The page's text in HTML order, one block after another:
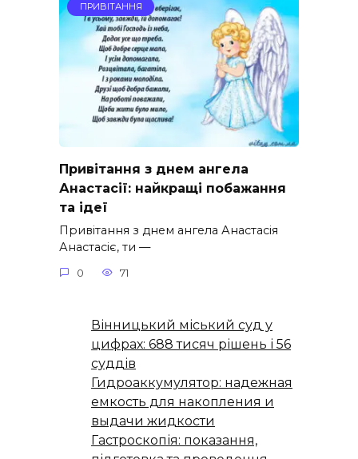
ПРИВІТАННЯ
Привітання з днем ангела
Анастасії: найкращі побажання
та ідеї
Привітання з днем ангела Анастасія
Анастасіє, ти —
0 71
Вінницький міський суд у
цифрах: 688 тисяч рішень і 56
суддів
Гидроаккумулятор: надежная
емкость для накопления и
выдачи жидкости
Гастроскопія: показання,